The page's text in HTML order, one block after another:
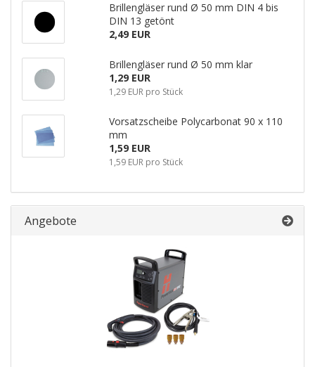
Brillengläser rund Ø 50 mm DIN 4 bis
DIN 13 getönt
2,49 EUR
Brillengläser rund Ø 50 mm klar
1,29 EUR
1,29 EUR pro Stück
Vorsatzscheibe Polycarbonat 90 x 110
mm
1,59 EUR
1,59 EUR pro Stück
Angebote